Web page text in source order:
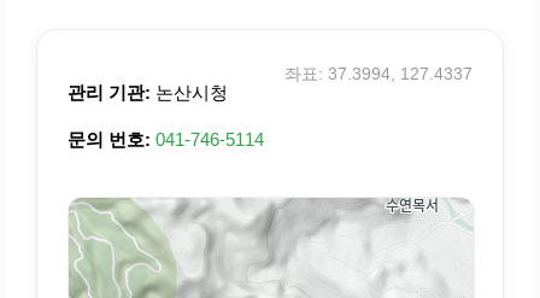
관리 기관: 논산시청
문의 번호: 041-746-5114
좌표: 37.3994, 127.4337